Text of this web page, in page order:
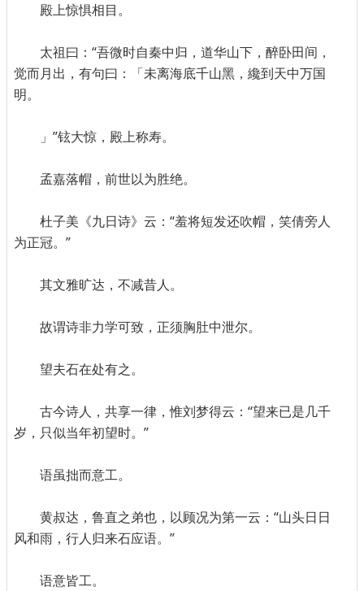
殿上惊惧相目。
太祖曰：“吾微时自秦中归，道华山下，醉卧田间，
觉而月出，有句曰：「未离海底千山黑，纔到天中万国
明。
」”铉大惊，殿上称寿。
孟嘉落帽，前世以为胜绝。
杜子美《九日诗》云：“羞将短发还吹帽，笑倩旁人
为正冠。”
其文雅旷达，不减昔人。
故谓诗非力学可致，正须胸肚中泄尔。
望夫石在处有之。
古今诗人，共享一律，惟刘梦得云：“望来已是几千
岁，只似当年初望时。”
语虽拙而意工。
黄叔达，鲁直之弟也，以顾况为第一云：“山头日日
风和雨，行人归来石应语。”
语意皆工。